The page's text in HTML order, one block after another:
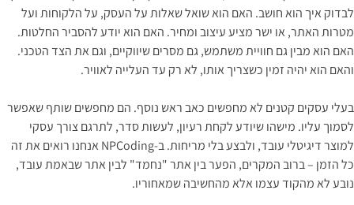
לבדוק איך הוא חושב. האם הוא שואל שאלות על העסק, על הלקוחות ועל
מטרות האתר, או ישר מציע עיצוב ומחיר. האם הוא יודע להסביר החלטות.
האם הוא מבין גם חוויית משתמש, גם מסרים שיווקיים, וגם את הצד הטכני.
והאם הוא יהיה זמין כשצריך אותו, לא רק עד העלייה לאוויר.
בעלי עסקים קטנים לא מחפשים כאב ראש נוסף. הם מחפשים שותף שאפשר
לסמוך עליו. מישהו שיודע לקחת רעיון, לעשות סדר, לתרגם צורך עסקי
למוצר דיגיטלי עובד, ולבצע בלי מריחות. ב-NPCoding אנחנו רואים את זה
כל הזמן – ברוב המקרים, הפער בין אתר "נחמד" לבין אתר שבאמת עובד,
נובע לא מהקוד עצמו אלא מהחשיבה שמאחוריו.